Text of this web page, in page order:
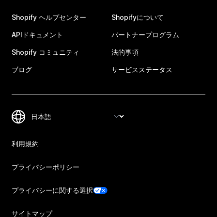
Shopify ヘルプセンター
APIドキュメント
Shopify コミュニティ
ブログ
Shopifyについて
パートナープログラム
法的事項
サービスステータス
利用規約
プライバシーポリシー
プライバシーに関する選択
サイトマップ